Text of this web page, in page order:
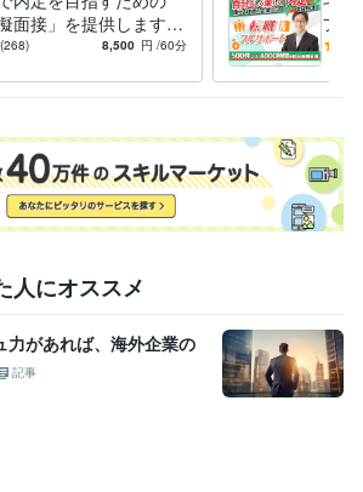
取得年 : 2015年
年 : 2013年
ティブツール
年一太郎:7年freee:2年SAP:2年
:2年Google Analytics:5年Salesforce:3年
ChatGPT:2年Filmora:1年Canva:3年Vyond:3年
ア相談
職務経歴書・履歴書の作成サポート
い事 転職活動に必須の模擬面接！ コーチン
擬面接」を提供します 5
以上4000時間を超える
(268) 8,500 円 /60分
フル
たい
手伝
人にオススメ
力があれば、海外企業の
記事